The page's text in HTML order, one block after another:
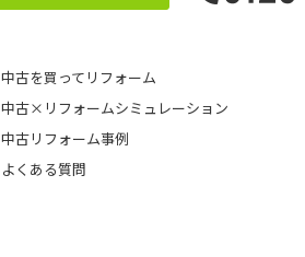
中古を買ってリフォーム
中古×リフォームシミュレーション
中古リフォーム事例
よくある質問